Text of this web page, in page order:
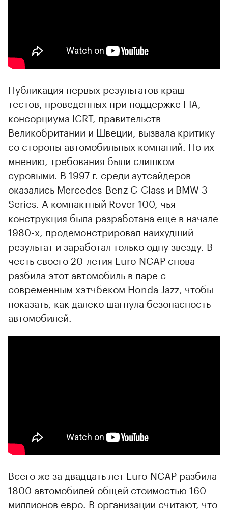
Публикация первых результатов краш-
тестов, проведенных при поддержке FIA,
консорциума ICRT, правительств
Великобритании и Швеции, вызвала критику
со стороны автомобильных компаний. По их
мнению, требования были слишком
суровыми. В 1997 г. среди аутсайдеров
оказались Mercedes-Benz C-Class и BMW 3-
Series. A компактный Rover 100, чья
конструкция была разработана еще в начале
1980-х, продемонстрировал наихудший
результат и заработал только одну звезду. В
честь своего 20-летия Euro NCAP снова
разбила этот автомобиль в паре с
современным хэтчбеком Honda Jazz, чтобы
показать, как далеко шагнула безопасность
автомобилей.
Всего же за двадцать лет Euro NCAP разбила
1800 автомобилей общей стоимостью 160
миллионов евро. В организации считают, что